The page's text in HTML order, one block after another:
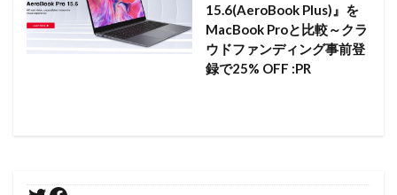
15.6(AeroBook Plus)』を
MacBook Proと比較～クラ
ウドファンディング事前登
録で25% OFF :PR